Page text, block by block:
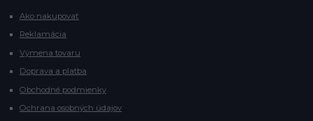
Ako nakupovať
Reklamácia
Výmena tovaru
Doprava a platba
Obchodné podmienky
Ochrana osobných údajov